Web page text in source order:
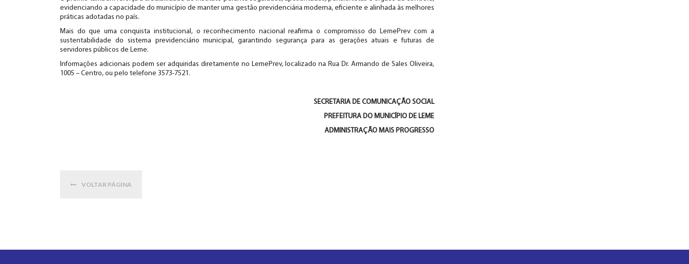
evidenciando a capacidade do município de manter uma gestão previdenciária moderna, eficiente e alinhada às melhores
práticas adotadas no país.
Mais do que uma conquista institucional, o reconhecimento nacional reafirma o compromisso do LemePrev com a
sustentabilidade do sistema previdenciário municipal, garantindo segurança para as gerações atuais e futuras de
servidores públicos de Leme.
Informações adicionais podem ser adquiridas diretamente no LemePrev, localizado na Rua Dr. Armando de Sales Oliveira,
1005 – Centro, ou pelo telefone 3573-7521.
SECRETARIA DE COMUNICAÇÃO SOCIAL
PREFEITURA DO MUNICÍPIO DE LEME
ADMINISTRAÇÃO MAIS PROGRESSO
VOLTAR PÁGINA